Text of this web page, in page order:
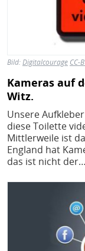
Bild:Digitalcourage CC-
Kameras auf
Witz.
Unsere
diese Toilette
Mittlerweile ist
England hat
das ist nicht der…
Bild